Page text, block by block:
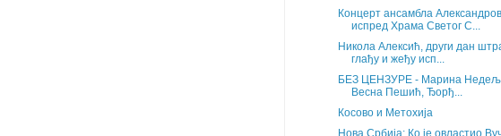
Концерт ансамбла Александров
испред Храма Светог С...
Никола Алексић, други дан
глађу и жеђу исп...
БЕЗ ЦЕНЗУРЕ - Марина
Весна Пешић, Ђорђ...
Косово и Метохија
Нова Србија: Ко је овластио